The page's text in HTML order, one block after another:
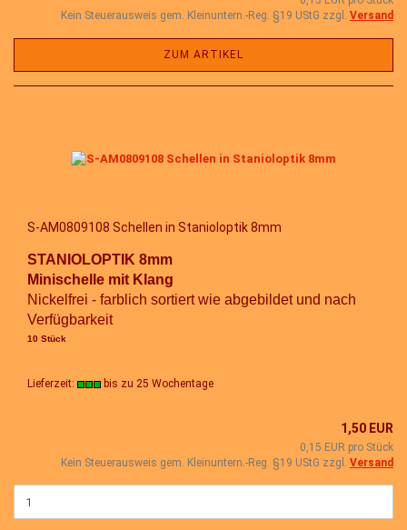
Kein Steuerausweis gem. Kleinuntern.-Reg. §19 UStG zzgl. Versand
ZUM ARTIKEL
S-AM0809108 Schellen in Stanioloptik 8mm
STANIOLOPTIK 8mm
Minischelle mit Klang
Nickelfrei - farblich sortiert wie abgebildet und nach
Verfügbarkeit
10 Stück
Lieferzeit: bis zu 25 Wochentage
1,50 EUR
0,15 EUR pro Stück
Kein Steuerausweis gem. Kleinuntern.-Reg. §19 UStG zzgl. Versand